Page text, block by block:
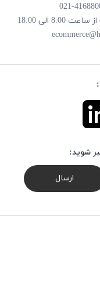
الی 18:00
شوید:
ارسال